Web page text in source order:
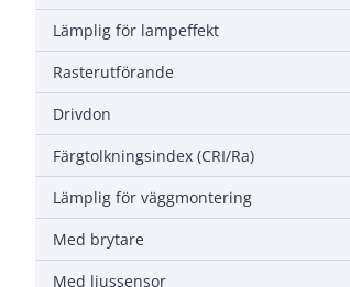
Lämplig för lampeffekt
Rasterutförande
Drivdon
Färgtolkningsindex (CRI/Ra)
Lämplig för väggmontering
Med brytare
Med ljussensor